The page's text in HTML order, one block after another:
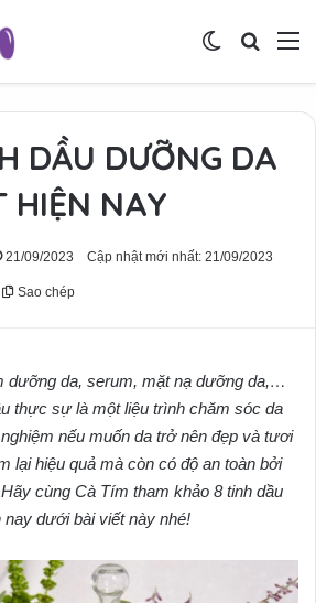
Tìm
Switch skin
DẦU DƯỠNG DA
HIỆN NAY
21/09/2023 Cập nhật mới nhất: 21/09/2023
Sao chép
dưỡng da, serum, mặt nạ dưỡng da,…
thực sự là một liệu trình chăm sóc da
nếu muốn da trở nên đẹp và tươi
lại hiệu quả mà còn có độ an toàn bởi
cùng Cà Tím tham khảo 8 tinh dầu
dưới bài viết này nhé!